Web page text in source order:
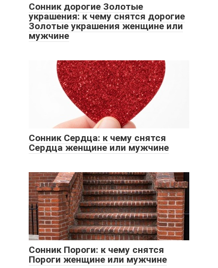
Сонник дорогие Золотые
украшения: к чему снятся дорогие
Золотые украшения женщине или
мужчине
Сонник Сердца: к чему снятся
Сердца женщине или мужчине
Сонник Пороги: к чему снятся
Пороги женщине или мужчине